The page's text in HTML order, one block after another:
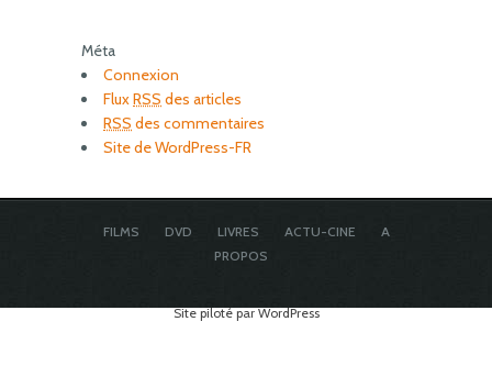
Méta
Connexion
FluxRSS des articles
RSS des commentaires
Site de WordPress-FR
FILMS DVD LIVRES ACTU-CINE
A
PROPOS
Site piloté par WordPress